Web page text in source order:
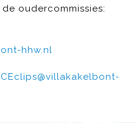
oudercommissies:
hhw.nl